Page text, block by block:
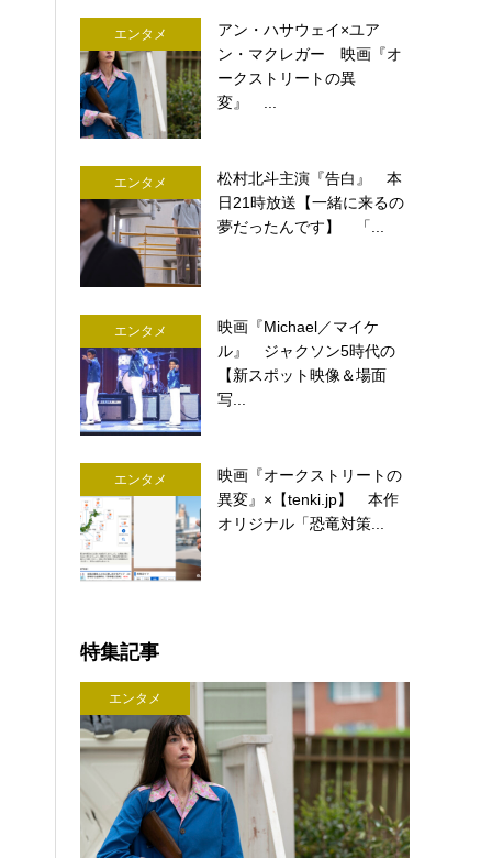
エンタメ
アン・ハサウェイ×ユア
ン・マクレガー 映画『オ
ークストリートの異
変』 ...
エンタメ
松村北斗主演『告白』 本
日21時放送【一緒に来るの
夢だったんです】 「...
エンタメ
映画『Michael／マイケ
ル』 ジャクソン5時代の
【新スポット映像＆場面
写...
エンタメ
映画『オークストリートの
異変』×【tenki.jp】 本作
オリジナル「恐竜対策...
特集記事
エンタメ